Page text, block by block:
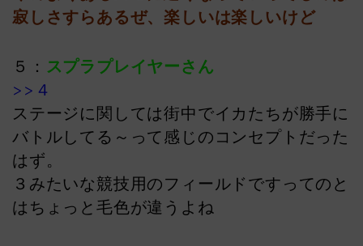
寂しさすらあるぜ、楽しいは楽しいけど
５： スプラプレイヤーさん
>>４
ステージに関しては街中でイカたちが勝手に
バトルしてる～って感じのコンセプトだった
はず。
３みたいな競技用のフィールドですってのと
はちょっと毛色が違うよね